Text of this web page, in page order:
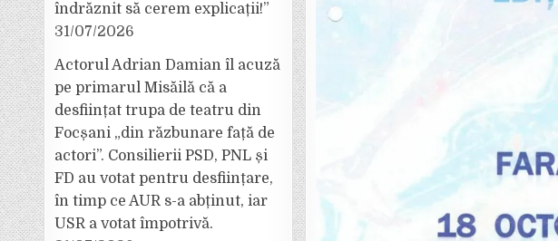
îndrăznit să cerem explicații!”
31/07/2026
Actorul Adrian Damian îl acuză
pe primarul Misăilă că a
desființat trupa de teatru din
Focșani „din răzbunare față de
actori”. Consilierii PSD, PNL și
FD au votat pentru desființare,
în timp ce AUR s-a abținut, iar
USR a votat împotrivă.